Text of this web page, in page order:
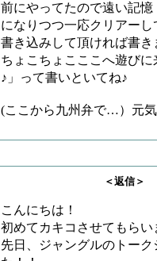
前にやってたので遠い記
になりつつ一応クリアー
書き込みして頂ければ書
ちょこちょこここへ遊び
♪」って書いといてね♪
(ここから九州弁で…）元
＜返信＞ どれみさ
こんにちは！
初めてカキコさせてもら
先日、ジャングルのトー